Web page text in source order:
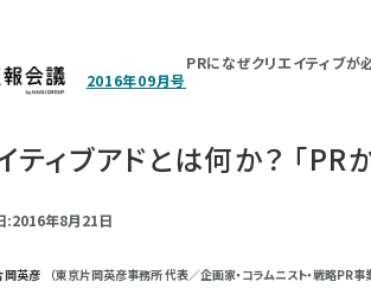
2016年09月号
PRになぜクリエイティブが
ティブアドとは何か？ 「PR
:2016年8月21日
岡英彦 （東京片岡英彦事務所 代表／企画家・コラムニスト・戦略PR事